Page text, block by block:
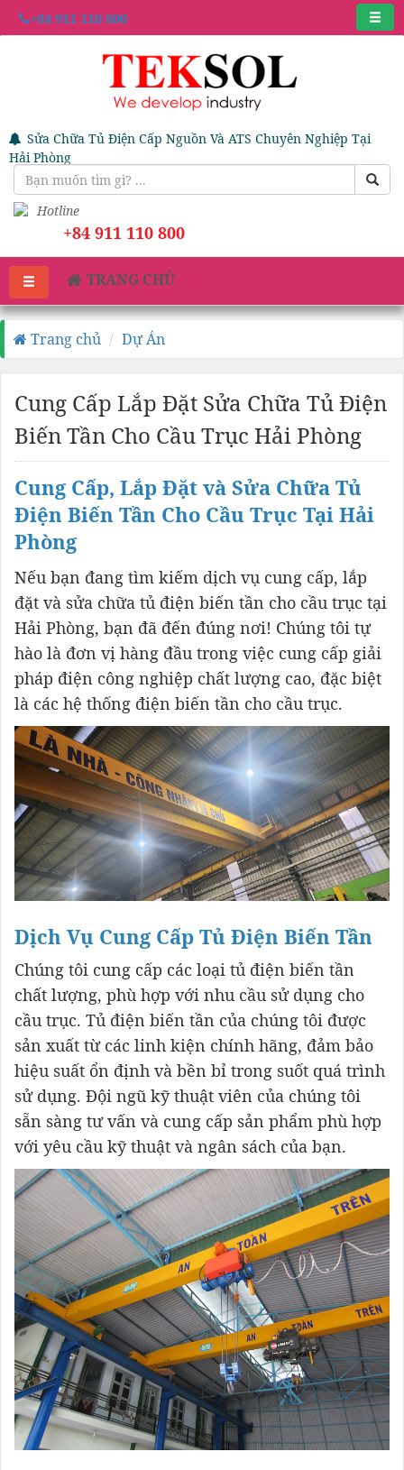
+84 911 110 800
Sửa Chữa Tủ Điện Cấp Nguồn Và ATS Chuyên Nghiệp Tại
Hải Phòng
Hotline
+84 911 110 800
TRANG CHỦ
Trang chủ Dự Án
Cung Cấp Lắp Đặt Sửa Chữa Tủ Điện
Biến Tần Cho Cầu Trục Hải Phòng
Cung Cấp, Lắp Đặt và Sửa Chữa Tủ
Điện Biến Tần Cho Cầu Trục Tại Hải
Phòng
Nếu bạn đang tìm kiếm dịch vụ cung cấp, lắp
đặt và sửa chữa tủ điện biến tần cho cầu trục tại
Hải Phòng, bạn đã đến đúng nơi! Chúng tôi tự
hào là đơn vị hàng đầu trong việc cung cấp giải
pháp điện công nghiệp chất lượng cao, đặc biệt
là các hệ thống điện biến tần cho cầu trục.
Dịch Vụ Cung Cấp Tủ Điện Biến Tần
Chúng tôi cung cấp các loại tủ điện biến tần
chất lượng, phù hợp với nhu cầu sử dụng cho
cầu trục. Tủ điện biến tần của chúng tôi được
sản xuất từ các linh kiện chính hãng, đảm bảo
hiệu suất ổn định và bền bỉ trong suốt quá trình
sử dụng. Đội ngũ kỹ thuật viên của chúng tôi
sẵn sàng tư vấn và cung cấp sản phẩm phù hợp
với yêu cầu kỹ thuật và ngân sách của bạn.